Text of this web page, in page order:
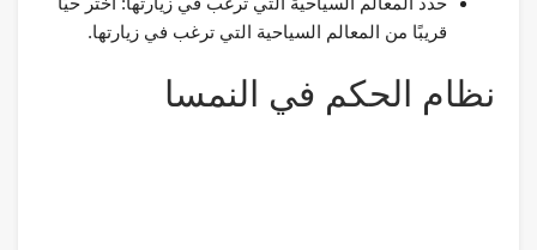
قريبًا من المعالم السياحية التي ترغب في زيارتها.
نظام الحكم في النمسا